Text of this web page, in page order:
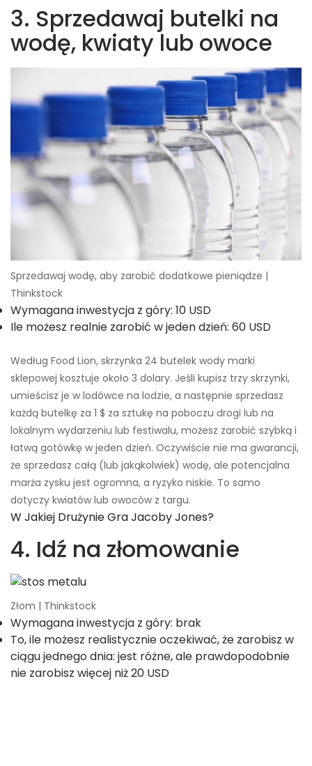
3. Sprzedawaj butelki na
wodę, kwiaty lub owoce
Sprzedawaj wodę, aby zarobić dodatkowe pieniądze |
Thinkstock
Wymagana inwestycja z góry: 10 USD
Ile możesz realnie zarobić w jeden dzień: 60 USD
Według Food Lion, skrzynka 24 butelek wody marki
sklepowej kosztuje około 3 dolary. Jeśli kupisz trzy skrzynki,
umieścisz je w lodówce na lodzie, a następnie sprzedasz
każdą butelkę za 1 $ za sztukę na poboczu drogi lub na
lokalnym wydarzeniu lub festiwalu, możesz zarobić szybką i
łatwą gotówkę w jeden dzień. Oczywiście nie ma gwarancji,
że sprzedasz całą (lub jakąkolwiek) wodę, ale potencjalna
marża zysku jest ogromna, a ryzyko niskie. To samo
dotyczy kwiatów lub owoców z targu.
W Jakiej Drużynie Gra Jacoby Jones?
4. Idź na złomowanie
Złom | Thinkstock
Wymagana inwestycja z góry: brak
To, ile możesz realistycznie oczekiwać, że zarobisz w
ciągu jednego dnia: jest różne, ale prawdopodobnie
nie zarobisz więcej niż 20 USD